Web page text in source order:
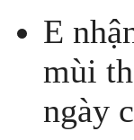
E
mùi
ngày